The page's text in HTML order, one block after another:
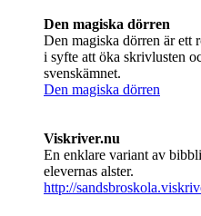
Den magiska dörren
Den magiska dörren är ett
i syfte att öka skrivlusten
svenskämnet.
Den magiska dörren
Viskriver.nu
En enklare variant av
elevernas alster.
http://